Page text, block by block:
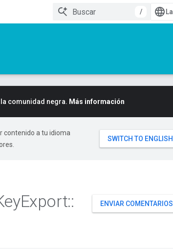
/
comunidad negra. Más información
contenido a tu idioma
ENVIAR COMENTARIOS
Export::